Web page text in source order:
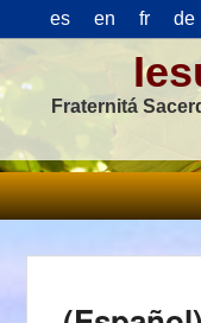
es en fr de
Fraternitá